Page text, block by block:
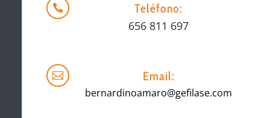

Teléfono:
656 811 697
 Email:
bernardinoamaro@gefilase.com